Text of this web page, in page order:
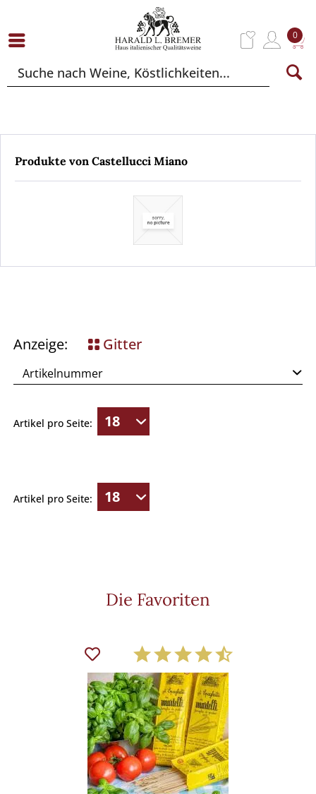
0
Produkte von Castellucci Miano
Anzeige: Gitter
Artikel pro Seite:
Artikel pro Seite:
Die Favoriten